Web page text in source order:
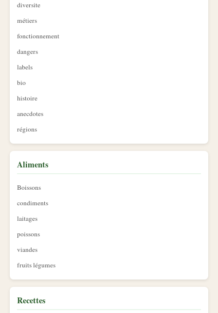
diversite
métiers
fonctionnement
dangers
labels
bio
histoire
anecdotes
régions
Aliments
Boissons
condiments
laitages
poissons
viandes
fruits légumes
Recettes